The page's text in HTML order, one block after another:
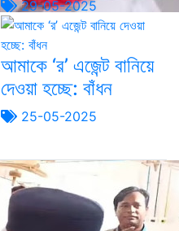
29-05-2025
আমাকে ‘র’ এজেন্ট বানিয়ে
দেওয়া হচ্ছে: বাঁধন
25-05-2025